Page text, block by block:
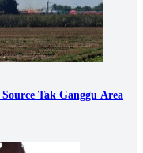
Tak Ganggu Area